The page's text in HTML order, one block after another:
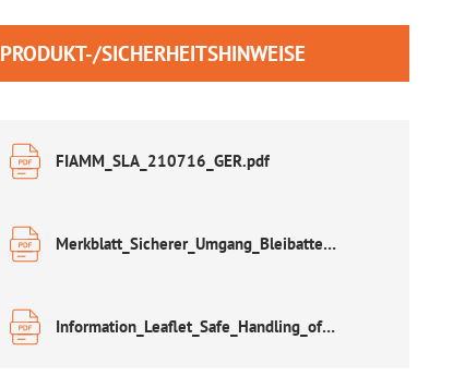
PRODUKT-/SICHERHEITSHINWEISE
FIAMM_SLA_210716_GER.pdf
Merkblatt_Sicherer_Umgang_Bleibatterien.pdf
Information_Leaflet_Safe_Handling_of_Lead_Acid_Accumulators.pdf